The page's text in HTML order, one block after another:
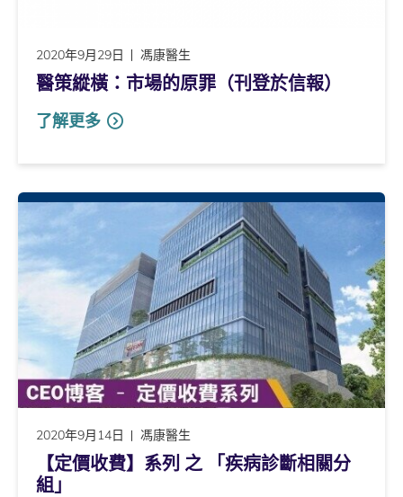
2020年9月29日 馮康醫生
醫策縱橫：市場的原罪（刊登於信報）
了解更多
2020年9月14日 馮康醫生
【定價收費】系列 之 「疾病診斷相關分
組」